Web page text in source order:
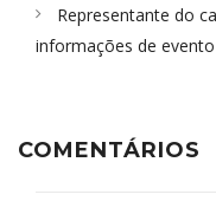
Representante do
informações de
COMENTÁRIOS